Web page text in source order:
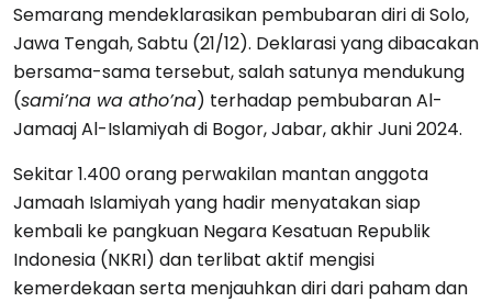
Semarang mendeklarasikan pembubaran diri di Solo,
Jawa Tengah, Sabtu (21/12). Deklarasi yang dibacakan
bersama-sama tersebut, salah satunya mendukung
(sami’na wa atho’na) terhadap pembubaran Al-
Jamaaj Al-Islamiyah di Bogor, Jabar, akhir Juni 2024.
Sekitar 1.400 orang perwakilan mantan anggota
Jamaah Islamiyah yang hadir menyatakan siap
kembali ke pangkuan Negara Kesatuan Republik
Indonesia (NKRI) dan terlibat aktif mengisi
kemerdekaan serta menjauhkan diri dari paham dan